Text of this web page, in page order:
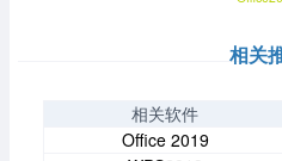
相关
相关软件
Office 2019